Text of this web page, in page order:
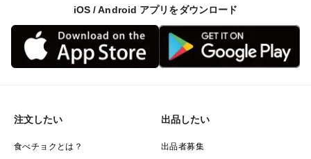
iOS / Android アプリをダウンロード
注文したい
食べチョクとは？
出品したい
出品者募集